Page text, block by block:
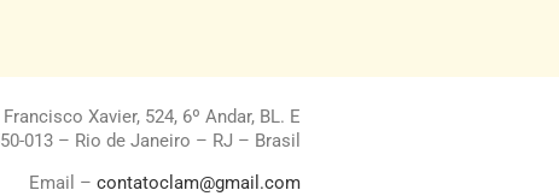
Xavier, 524, 6º Andar, BL. E
013 – Rio de Janeiro – RJ – Brasil
Email – contatoclam@gmail.com